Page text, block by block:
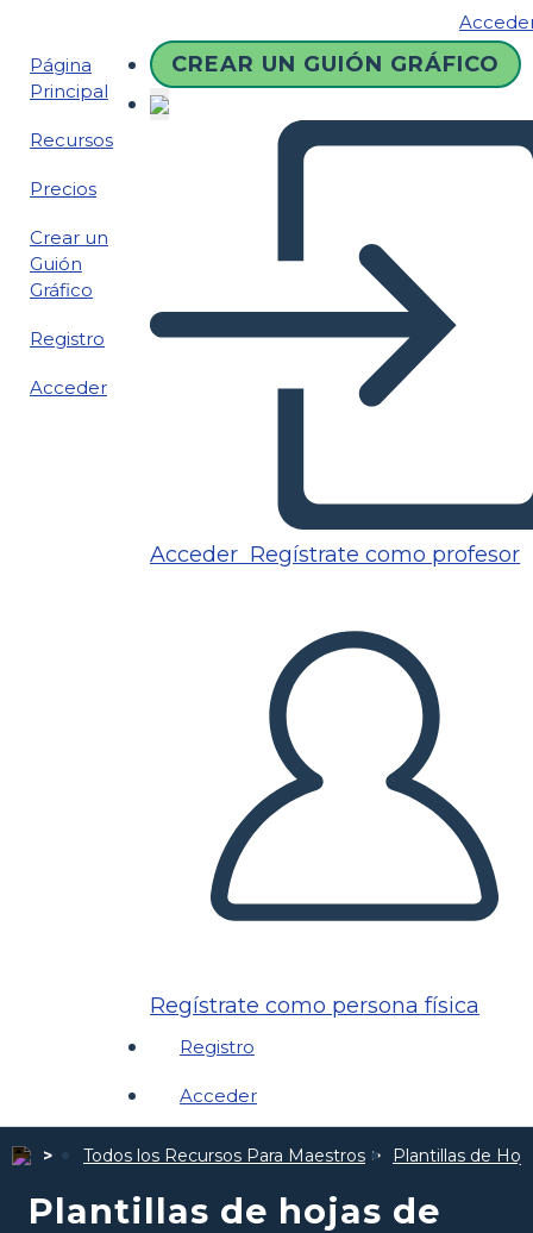
Página
Principal
Recursos
Precios
Crear un
Guión
Gráfico
Registro
Acceder
CREAR UN GUIÓN GRÁFICO
Acceder Regístrate como profesor
Regístrate como persona física
Registro
Acceder
Todos los Recursos Para Maestros Plantillas de
Plantillas de hojas de